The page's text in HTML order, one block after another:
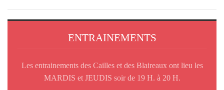
ENTRAINEMENTS
Les entrainements des Cailles et des Blaireaux ont lieu les
MARDIS et JEUDIS soir de 19 H. à 20 H.